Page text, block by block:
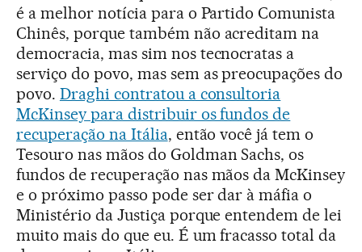
é a melhor notícia para o Partido Comunista
Chinês, porque também não acreditam na
democracia, mas sim nos tecnocratas a
serviço do povo, mas sem as preocupações do
povo. Draghi contratou a consultoria
McKinsey para distribuir os fundos de
recuperação na Itália, então você já tem o
Tesouro nas mãos do Goldman Sachs, os
fundos de recuperação nas mãos da McKinsey
e o próximo passo pode ser dar à máfia o
Ministério da Justiça porque entendem de lei
muito mais do que eu. É um fracasso total da